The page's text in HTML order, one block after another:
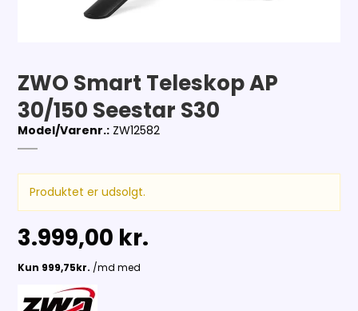
ZWO Smart Teleskop AP
30/150 Seestar S30
Model/Varenr.: ZW12582
Produktet er udsolgt.
3.999,00 kr.